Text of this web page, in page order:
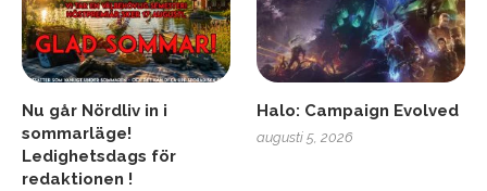
Nu går Nördliv in i
sommarläge!
Ledighetsdags för
redaktionen !
Halo: Campaign Evolved
augusti 5, 2026